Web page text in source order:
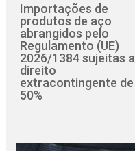
Importações de
produtos de aço
abrangidos pelo
Regulamento (UE)
2026/1384 sujeitas a
direito
extracontingente de
50%